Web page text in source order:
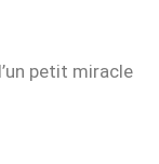
petit miracle